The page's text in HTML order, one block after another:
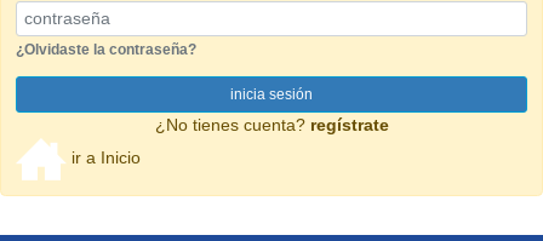
Password
¿Olvidaste la contraseña?
inicia sesión
¿No tienes cuenta? regístrate
ir a Inicio